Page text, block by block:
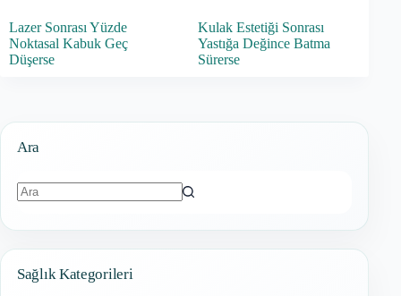
Lazer Sonrası Yüzde
Noktasal Kabuk Geç
Düşerse
Kulak Estetiği Sonrası
Yastığa Değince Batma
Sürerse
Ara
Sağlık Kategorileri